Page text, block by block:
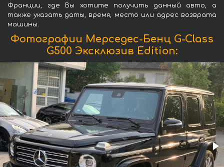
Франции, где Вы хотите получить данный авто, а
также указать даты, время, место или адрес возврата
машины.
Фотографии Мерседес-Бенц G-Class
G500 Эксклюзив Edition: